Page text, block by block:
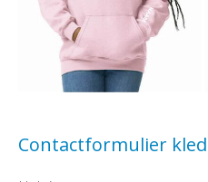
Contactformulier